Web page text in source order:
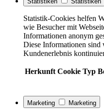
Statistik-Cookies helfen
wie Besucher mit
Informationen anonym
Diese Informationen sind
Kundenerlebnis
Herkunft Cookie Typ
Marketing Marketing